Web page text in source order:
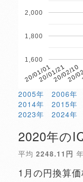
20/01/0120/01/2120/02/10
20/
1,600
1,800
2,000
2005年 2006年
2014年
2015年
2023年
2024年
2020年の
平均 2248.11円
1月の円換算